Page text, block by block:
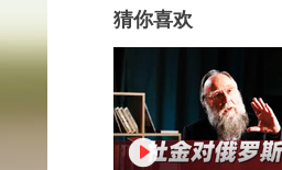
猜你喜欢